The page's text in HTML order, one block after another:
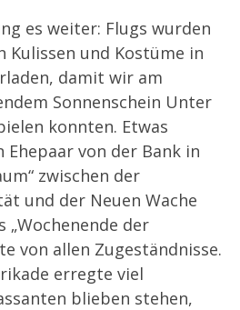
es weiter: Flugs wurden
Kulissen und Kostüme in
damit wir am
Sonnenschein Unter
konnten. Etwas
von der Bank in
zwischen der
und der Neuen Wache
der
von allen Zugeständnisse.
erregte viel
blieben stehen,